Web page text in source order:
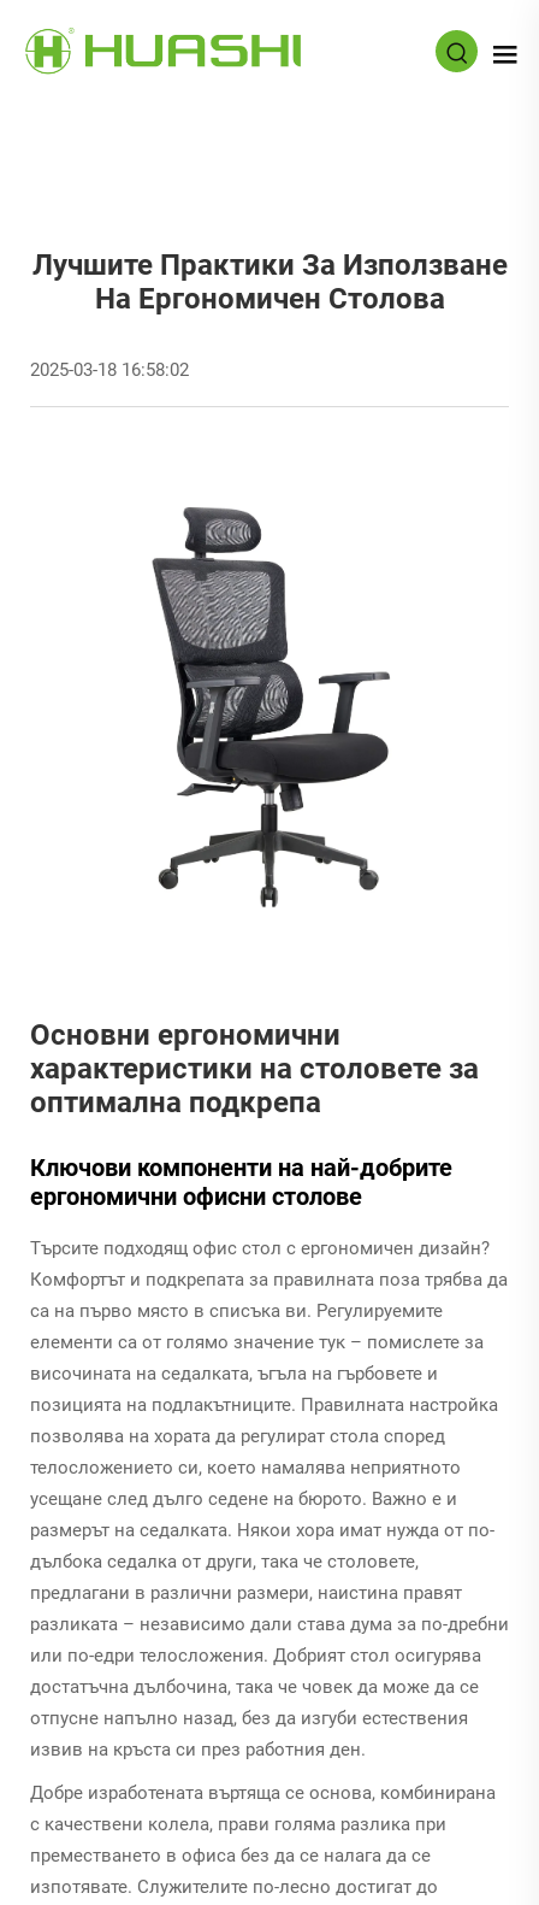
Лучшите Практики За Използване
На Ергономичен Столова
2025-03-18 16:58:02
Основни ергономични
характеристики на столовете за
оптимална подкрепа
Ключови компоненти на най-добрите
ергономични офисни столове
Търсите подходящ офис стол с ергономичен дизайн?
Комфортът и подкрепата за правилната поза трябва да
са на първо място в списъка ви. Регулируемите
елементи са от голямо значение тук – помислете за
височината на седалката, ъгъла на гърбовете и
позицията на подлакътниците. Правилната настройка
позволява на хората да регулират стола според
телосложението си, което намалява неприятното
усещане след дълго седене на бюрото. Важно е и
размерът на седалката. Някои хора имат нужда от по-
дълбока седалка от други, така че столовете,
предлагани в различни размери, наистина правят
разликата – независимо дали става дума за по-дребни
или по-едри телосложения. Добрият стол осигурява
достатъчна дълбочина, така че човек да може да се
отпусне напълно назад, без да изгуби естествения
извив на кръста си през работния ден.
Добре изработената въртяща се основа, комбинирана
с качествени колела, прави голяма разлика при
преместването в офиса без да се налага да се
изпотявате. Служителите по-лесно достигат до